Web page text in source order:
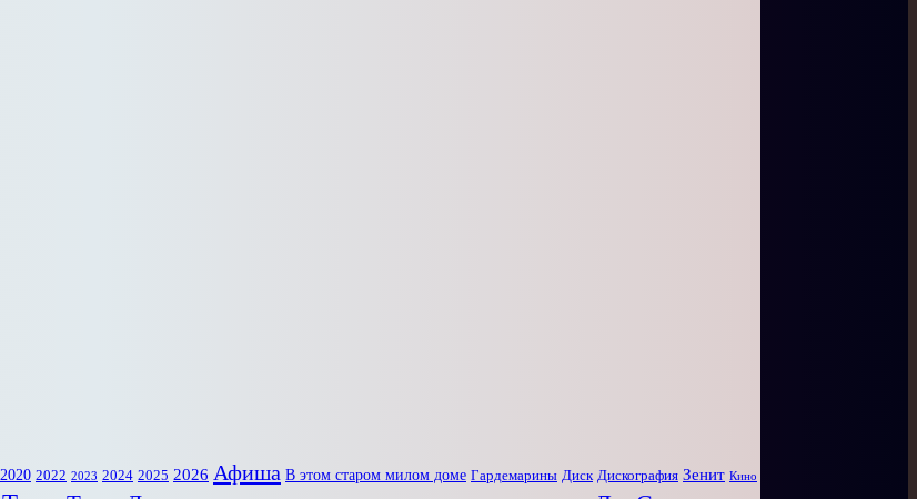
2020 2022 2023 2024 2025 2026 Афиша В этом старом милом доме Гардемарины Диск Дискография Зенит Кино